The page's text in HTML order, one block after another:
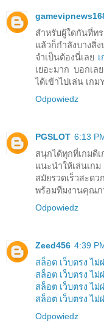
สำหรับผู้ใดกันที่ทร
แล้วก็กำลังบางสิ่
จำเป็นต้องนี่เลย
เยอะมาก บอกเล
ได้เข้าไปเล่น เกม
Odpowiedz
PGSLOT 6:13
สนุกได้ทุกที่เกมดี
แนะนำให้เล่นเกม
สมัยรวดเร็วสะด
พร้อมทีมงานคุณภ
Odpowiedz
Zeed456 4:39
สล็อต เว็บตรง ไม่
สล็อต เว็บตรง ไม่
สล็อต เว็บตรง ไม่
สล็อต เว็บตรง ไม่
Odpowiedz